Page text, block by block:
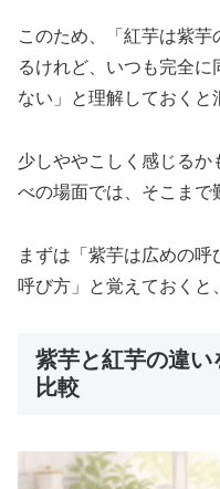
このため、「紅芋は紫
るけれど、いつも完全
ない」と理解しておくと
少しややこしく感じるか
べの場面では、そこまで
まずは「紫芋は広めの
呼び方」と覚えておくと
紫芋と紅芋の違
比較